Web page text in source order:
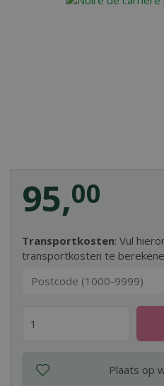
Transportkosten: Vul
transportkosten te
95,00